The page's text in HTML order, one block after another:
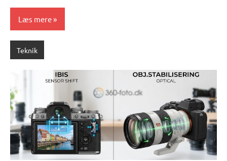
Læs mere
Teknik